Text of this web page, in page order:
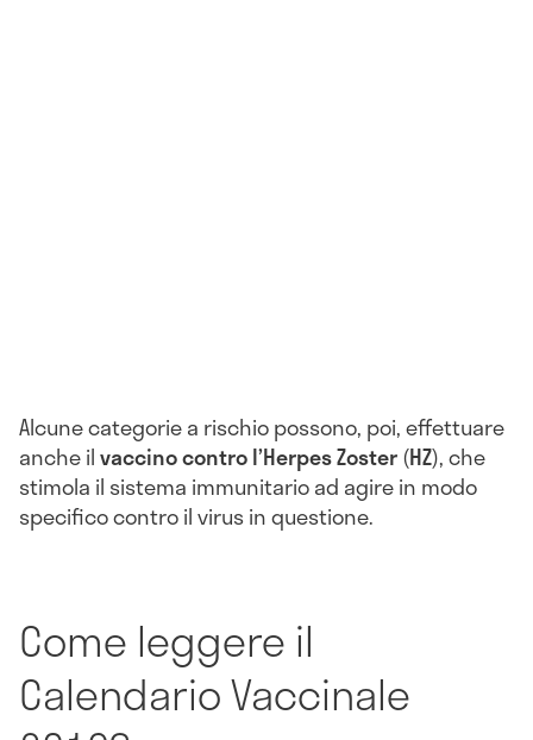
Alcune categorie a rischio possono, poi, effettuare
anche ilvaccino contro l’Herpes Zoster(HZ), che
stimola il sistema immunitario ad agire in modo
specifico contro il virus in questione.
Come leggere il
Calendario Vaccinale